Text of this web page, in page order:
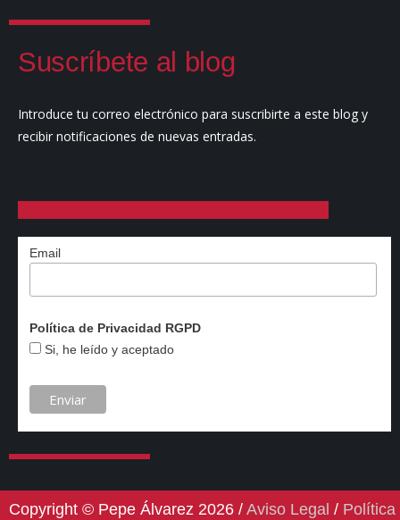
Suscríbete al blog
Introduce tu correo electrónico para suscribirte a este blog y
recibir notificaciones de nuevas entradas.
Email
Política de Privacidad RGPD
Si, he leído y aceptado
Copyright © Pepe Álvarez 2026 / Aviso Legal / Política